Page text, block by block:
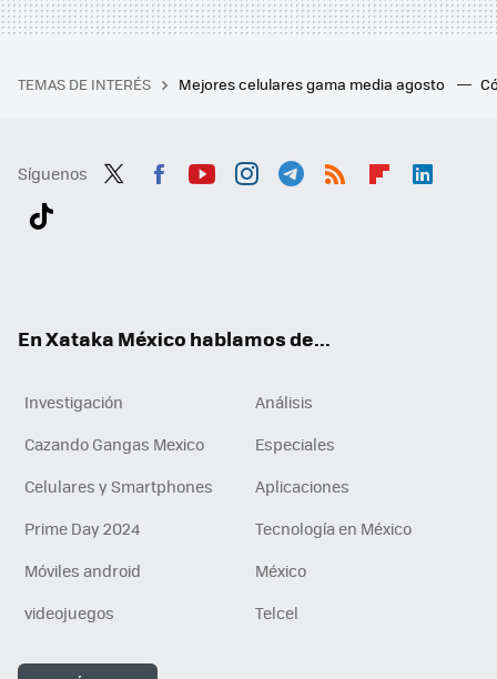
TEMAS DE INTERÉS Mejores celulares gama media agosto
Síguenos
En Xataka México hablamos de...
Investigación
Análisis
Cazando Gangas Mexico
Especiales
Celulares y Smartphones
Aplicaciones
Prime Day 2024
Tecnología en México
Móviles android
México
videojuegos
Telcel